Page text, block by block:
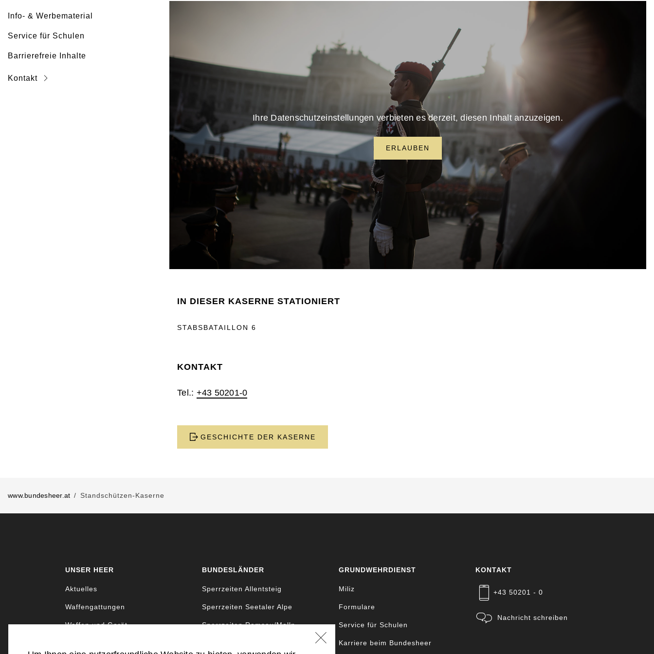
Info- & Werbematerial
Service für Schulen
Barrierefreie Inhalte
Kontakt
Ihre Datenschutzeinstellungen verbieten es derzeit, diesen Inhalt anzuzeigen.
ERLAUBEN
IN DIESER KASERNE STATIONIERT
STABSBATAILLON 6
KONTAKT
Tel.: +43 50201-0
GESCHICHTE DER KASERNE
www.bundesheer.at Standschützen-Kaserne
UNSER HEER
Aktuelles
Waffengattungen
Waffen und Gerät
BUNDESLÄNDER
Sperrzeiten Allentsteig
Sperrzeiten Seetaler Alpe
Sperrzeiten Ramsau/Molln
GRUNDWEHRDIENST
Miliz
Formulare
Service für Schulen
Karriere beim Bundesheer
KONTAKT
+43 50201 - 0
Nachricht schreiben